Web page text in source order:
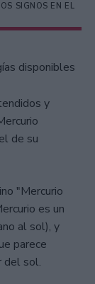
SIGNOS EN EL
disponibles
y
de su
"Mercurio
es un
al sol), y
parece
del sol.